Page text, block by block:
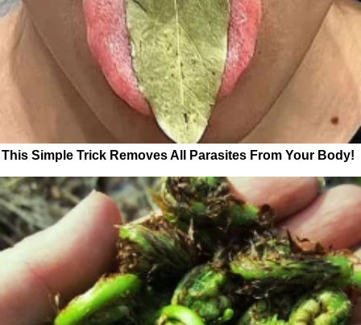
This Simple Trick Removes All Parasites From Your Body!